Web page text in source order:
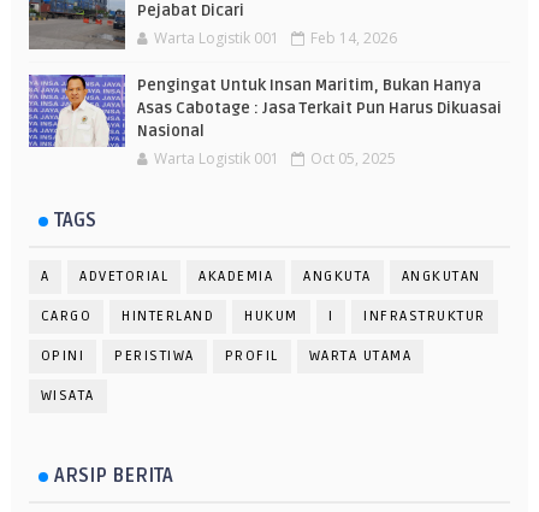
Pejabat Dicari
Warta Logistik 001 Feb 14, 2026
Pengingat Untuk Insan Maritim, Bukan Hanya
Asas Cabotage : Jasa Terkait Pun Harus Dikuasai
Nasional
Warta Logistik 001 Oct 05, 2025
TAGS
A ADVETORIAL AKADEMIA ANGKUTA ANGKUTAN
CARGO HINTERLAND HUKUM I INFRASTRUKTUR
OPINI PERISTIWA PROFIL WARTA UTAMA
WISATA
ARSIP BERITA